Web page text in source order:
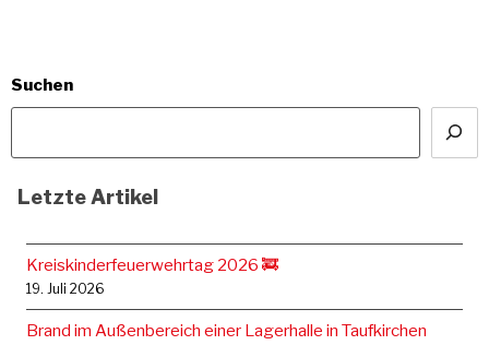
Suchen
Letzte Artikel
Kreiskinderfeuerwehrtag 2026 🚒
19. Juli 2026
Brand im Außenbereich einer Lagerhalle in Taufkirchen